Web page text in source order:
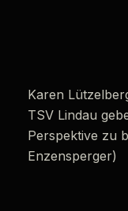
Karen
TSV Lindau
Perspektive zu
Enzensperger)